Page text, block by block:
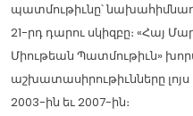
պատմութիւնը՝
21-րդ դարու սկիզբը։ «Հայ
Միութեան Պատմութիւն»
աշխատասիրութիւնները լոյս
2003-ին եւ 2007-ին։